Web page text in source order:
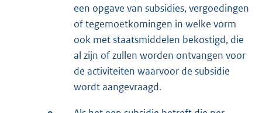
een opgave van subsidies, vergoedingen
of tegemoetkomingen in welke vorm
ook met staatsmiddelen bekostigd, die
al zijn of zullen worden ontvangen voor
de activiteiten waarvoor de subsidie
wordt aangevraagd.